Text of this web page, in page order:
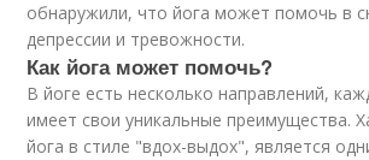
обнаружили, что йога может помочь в
депрессии и тревожности.
Как йога может помочь?
В йоге есть несколько направлений,
имеет свои уникальные преимущества.
йога в стиле "вдох-выдох", является